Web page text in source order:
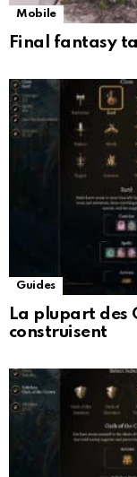
Mobile
Final fantasy
Guides
La plupart des
construisent